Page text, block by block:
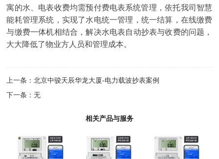
寓的水、电表收费均需预付费电表系统管理，依托我司智慧
能耗管理系统，实现了水电统一管理，统一结算，在线缴费
与缴费一体机相结合，解决水电表自动抄表与收费的问题，
大大降低了物业方人员和管理成本。
上一条：北京中骏天辰华龙大厦-电力载波抄表案例
下一条：无
相关产品与服务